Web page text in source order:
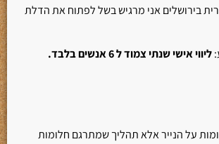
בירושלים אני מרגיש בשל לפתוח את הדלת
ליווי אישי שנתי צמוד ל 6 אנשים בלבד.
על הנייר אלא תהליך שמתרגם חלומות